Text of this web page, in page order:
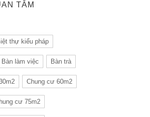
TÂM
thự kiểu pháp
Bàn làm việc Bàn trà
Chung cư 60m2
cư 75m2